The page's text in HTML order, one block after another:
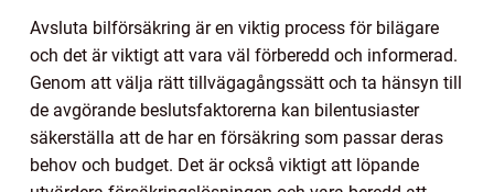
Avsluta bilförsäkring är en viktig process för bilägare
och det är viktigt att vara väl förberedd och informerad.
Genom att välja rätt tillvägagångssätt och ta hänsyn till
de avgörande beslutsfaktorerna kan bilentusiaster
säkerställa att de har en försäkring som passar deras
behov och budget. Det är också viktigt att löpande